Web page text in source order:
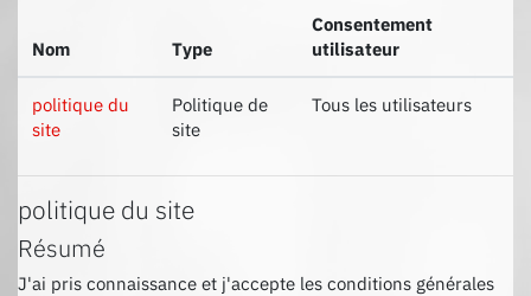
Nom Type
Consentement
utilisateur
politique du
site
Politique de
site
Tous les utilisateurs
politique du site
Résumé
J'ai pris connaissance et j'accepte les conditions générales